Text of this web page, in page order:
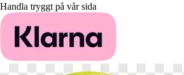
Handla tryggt på vår sida